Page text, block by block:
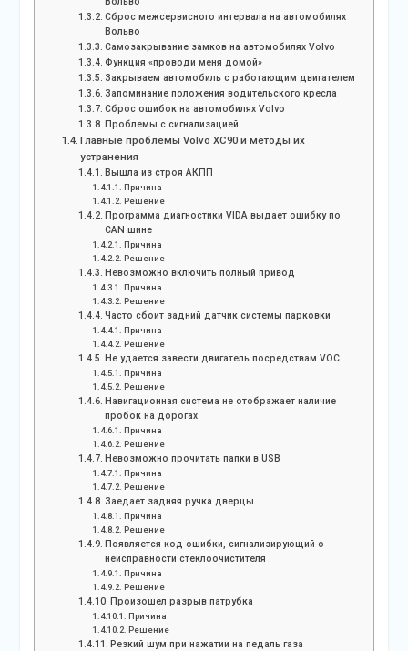
Сброс межсервисного интервала на автомобилях
Вольво
Самозакрывание замков на автомобилях Volvo
Функция «проводи меня домой»
Закрываем автомобиль с работающим двигателем
Запоминание положения водительского кресла
Сброс ошибок на автомобилях Volvo
Проблемы с сигнализацией
Главные проблемы Volvo XC90 и методы их
устранения
Вышла из строя АКПП
Причина
Решение
Программа диагностики VIDA выдает ошибку по
CAN шине
Причина
Решение
Невозможно включить полный привод
Причина
Решение
Часто сбоит задний датчик системы парковки
Причина
Решение
Не удается завести двигатель посредствам VOC
Причина
Решение
Навигационная система не отображает наличие
пробок на дорогах
Причина
Решение
Невозможно прочитать папки в USB
Причина
Решение
Заедает задняя ручка дверцы
Причина
Решение
Появляется код ошибки, сигнализирующий о
неисправности стеклоочистителя
Причина
Решение
Произошел разрыв патрубка
Причина
Решение
Резкий шум при нажатии на педаль газа